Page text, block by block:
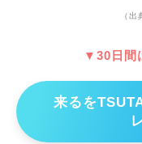
（
▼30日間
来るを